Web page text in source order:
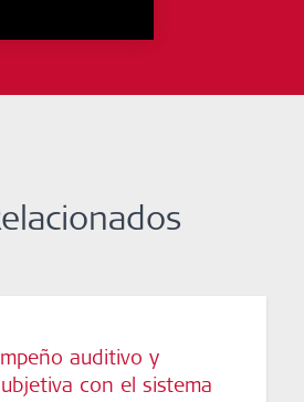
auditivo y
con el sistema